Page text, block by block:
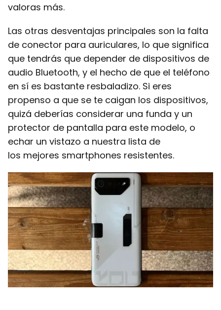
valoras más.
Las otras desventajas principales son la falta
de conector para auriculares, lo que significa
que tendrás que depender de dispositivos de
audio Bluetooth, y el hecho de que el teléfono
en sí es bastante resbaladizo. Si eres
propenso a que se te caigan los dispositivos,
quizá deberías considerar una funda y un
protector de pantalla para este modelo, o
echar un vistazo a nuestra lista de
los mejores smartphones resistentes.